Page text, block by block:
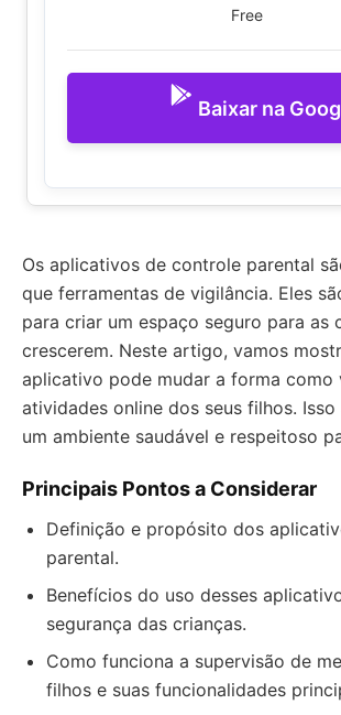
Free
Baixar na
Os aplicativos de controle parental
que ferramentas de vigilância. Eles
para criar um espaço seguro para as
crescerem. Neste artigo, vamos
aplicativo pode mudar a forma como
atividades online dos seus filhos.
um ambiente saudável e respeitoso
Principais Pontos a Considerar
Definição e propósito dos
parental.
Benefícios do uso desses
segurança das crianças.
Como funciona a supervisão de
filhos e suas funcionalidades